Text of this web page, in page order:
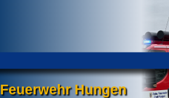
Feuerwehr Hungen